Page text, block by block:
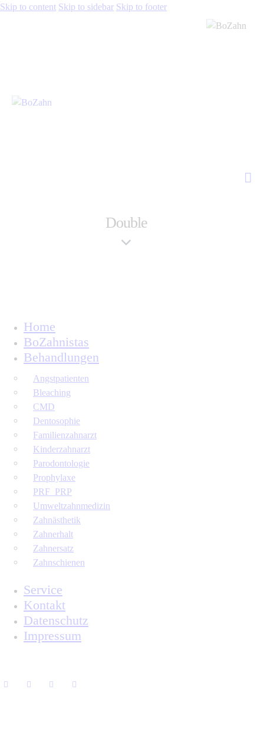
Skip to content Skip to sidebar Skip to footer
Double
Home
BoZahnistas
Behandlungen
Angstpatienten
Bleaching
CMD
Dentosophie
Familienzahnarzt
Kinderzahnarzt
Parodontologie
Prophylaxe
PRF_PRP
Umweltzahnmedizin
Zahnästhetik
Zahnerhalt
Zahnersatz
Zahnschienen
Service
Kontakt
Datenschutz
Impressum